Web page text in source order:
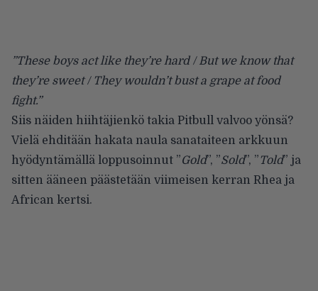
”These boys act like they’re hard / But we know that
they’re sweet / They wouldn’t bust a grape at food
fight.”
Siis näiden hiihtäjienkö takia Pitbull valvoo yönsä?
Vielä ehditään hakata naula sanataiteen arkkuun
hyödyntämällä loppusoinnut ”Gold”, ”Sold”, ”Told” ja
sitten ääneen päästetään viimeisen kerran Rhea ja
African kertsi.